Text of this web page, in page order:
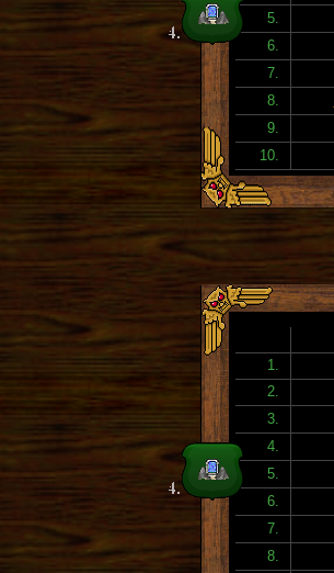
5.
6.
7.
8.
9.
10.
1.
2.
3.
4.
5.
6.
7.
8.